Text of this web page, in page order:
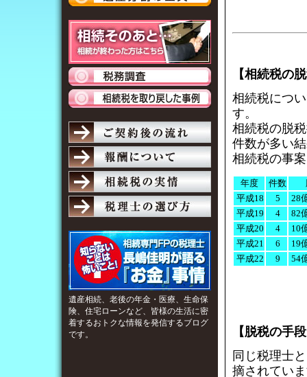
【相続税の
相続税につ
す。
相続税の脱
件数が多い
相続税の事
年度 件数
平成18
5
28
平成19
4
82
平成20
4
10
平成21
6
19
平成22
9 54
【脱税の手
同じ税理士
摘されてい
遺産相続、老後の年金・医療、生命保
険、住宅ローンなど、皆様の生活に密
着するおトクな情報を発信するブログ
です。